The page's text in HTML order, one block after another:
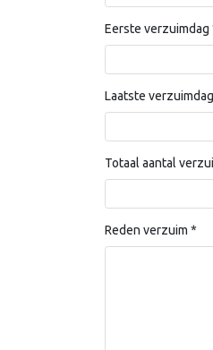
Eerste verzuimdag
Laatste verzuimdag
Totaal aantal
Reden verzuim *